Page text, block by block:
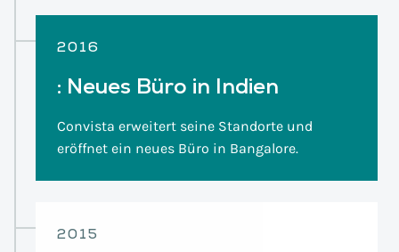
2016
: Neues Büro in Indien
Convista erweitert seine Standorte und
eröffnet ein neues Büro in Bangalore.
2015